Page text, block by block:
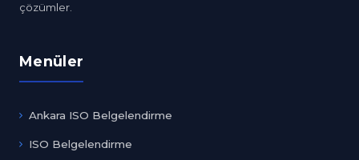
çözümler.
Menüler
Ankara ISO Belgelendirme
ISO Belgelendirme